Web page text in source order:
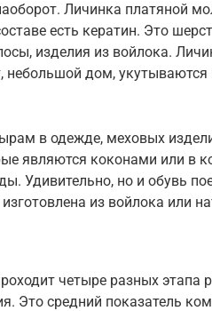
Личинка платяной
есть кератин. Это
изделия из войлока.
небольшой дом,
в одежде, меховых
являются коконами или в
Удивительно, но и обувь
из войлока или
четыре разных этапа
Это средний показатель